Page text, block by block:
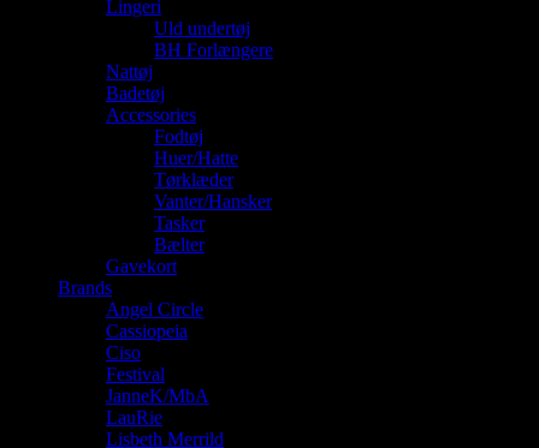
Lingeri
Uld undertøj
BH Forlængere
Nattøj
Badetøj
Accessories
Fodtøj
Huer/Hatte
Tørklæder
Vanter/Hansker
Tasker
Bælter
Gavekort
Brands
Angel Circle
Cassiopeia
Ciso
Festival
JanneK/MbA
LauRie
Lisbeth Merrild